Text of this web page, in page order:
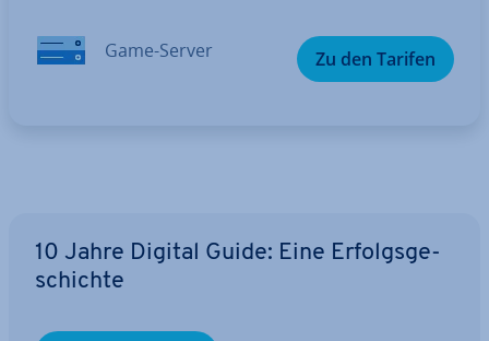
Game-Server Zu den Tarifen
10 Jahre Digital Guide: Eine Er­folgs­ge­
schich­te